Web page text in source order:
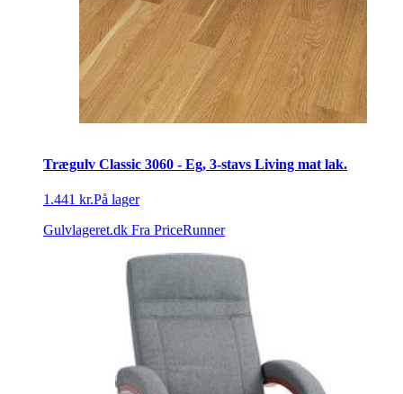
Trægulv Classic 3060 - Eg, 3-stavs Living mat lak.
1.441 kr.På lager
Gulvlageret.dk Fra PriceRunner